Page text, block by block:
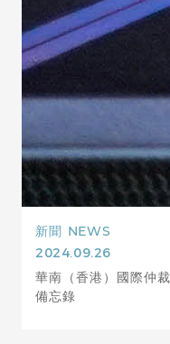
新聞 NEWS
2024.09.26
華南（香港）國際仲
備忘錄